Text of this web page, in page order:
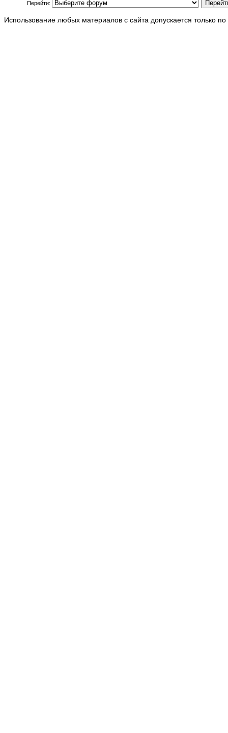
Перейти:
Использование любых материалов с сайта допускается только